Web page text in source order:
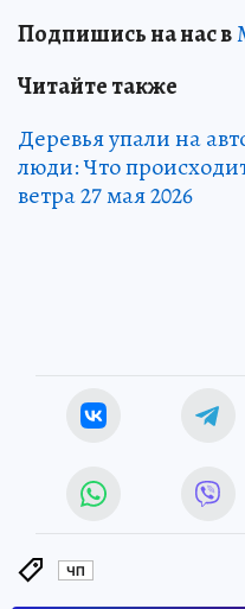
Подпишись на нас в
Читайте также
Деревья упали на
люди: Что
ветра 27 мая 2026
ЧП